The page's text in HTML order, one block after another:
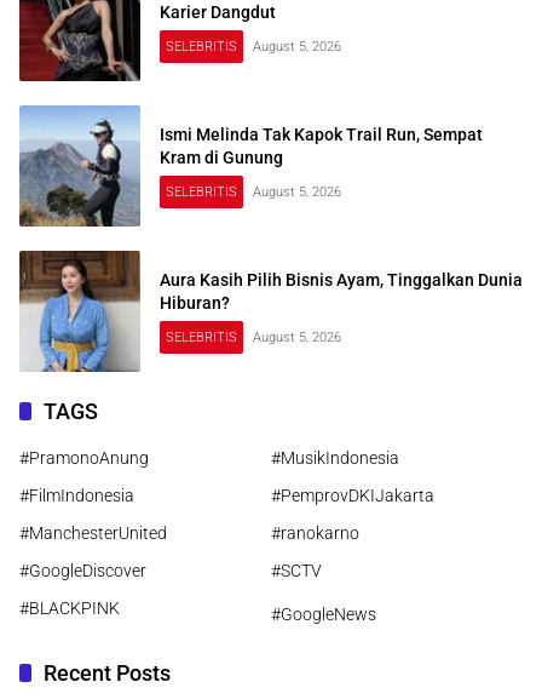
Karier Dangdut
SELEBRITIS August 5, 2026
Ismi Melinda Tak Kapok Trail Run, Sempat
Kram di Gunung
SELEBRITIS August 5, 2026
Aura Kasih Pilih Bisnis Ayam, Tinggalkan Dunia
Hiburan?
SELEBRITIS August 5, 2026
TAGS
#PramonoAnung
#MusikIndonesia
#FilmIndonesia
#PemprovDKIJakarta
#ManchesterUnited
#ranokarno
#GoogleDiscover
#SCTV
#BLACKPINK
#GoogleNews
Recent Posts